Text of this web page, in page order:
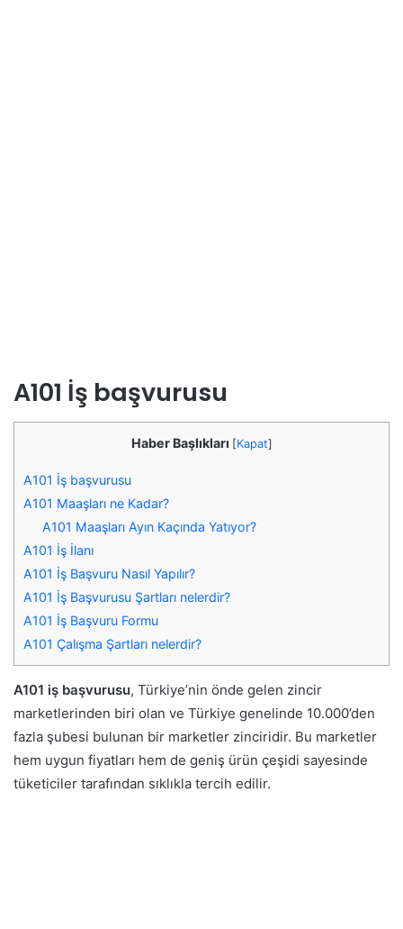
A101 İş başvurusu
Haber Başlıkları [Kapat]
A101 İş başvurusu
A101 Maaşları ne Kadar?
A101 Maaşları Ayın Kaçında Yatıyor?
A101 İş İlanı
A101 İş Başvuru Nasıl Yapılır?
A101 İş Başvurusu Şartları nelerdir?
A101 İş Başvuru Formu
A101 Çalışma Şartları nelerdir?
A101 iş başvurusu, Türkiye’nin önde gelen zincir
marketlerinden biri olan ve Türkiye genelinde 10.000’den
fazla şubesi bulunan bir marketler zinciridir. Bu marketler
hem uygun fiyatları hem de geniş ürün çeşidi sayesinde
tüketiciler tarafından sıklıkla tercih edilir.